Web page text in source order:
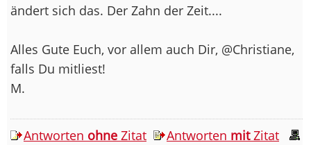
ändert sich das. Der Zahn der Zeit....
Alles Gute Euch, vor allem auch Dir, @Christiane,
falls Du mitliest!
M.
Antworten ohne Zitat Antworten mitZitat